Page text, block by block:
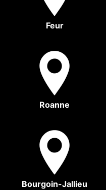
Feur
Roanne
Bourgoin-Jallieu